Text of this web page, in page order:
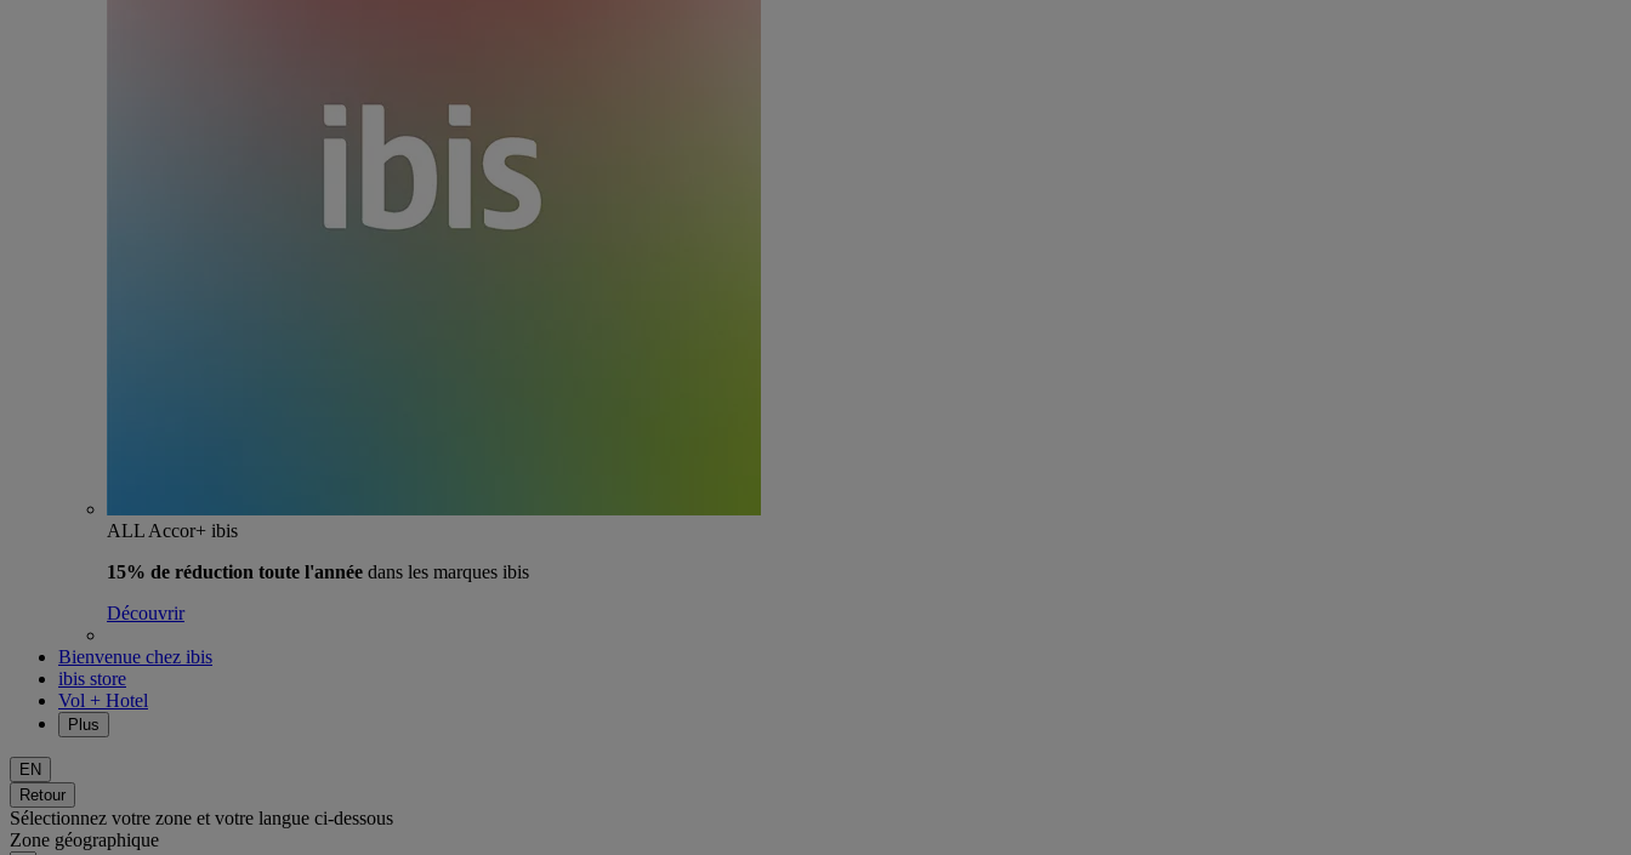
ALL Accor+ ibis
15% de réduction toute l'année dans les marques ibis
Découvrir
Bienvenue chez ibis
ibis store
Vol + Hotel
Plus
EN
Retour
Sélectionnez votre zone et votre langue ci-dessous
Zone géographique